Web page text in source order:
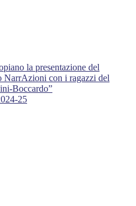
la presentazione del
NarrAzioni con i ragazzi del
Boccardo”
25